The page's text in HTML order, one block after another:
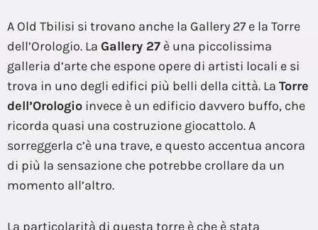
A Old Tbilisi si trovano anche la Gallery 27 e la Torre
dell’Orologio. La Gallery 27 è una piccolissima
galleria d’arte che espone opere di artisti locali e si
trova in uno degli edifici più belli della città. La Torre
dell’Orologio invece è un edificio davvero buffo, che
ricorda quasi una costruzione giocattolo. A
sorreggerla c’è una trave, e questo accentua ancora
di più la sensazione che potrebbe crollare da un
momento all’altro.
La particolarità di questa torre è che è stata